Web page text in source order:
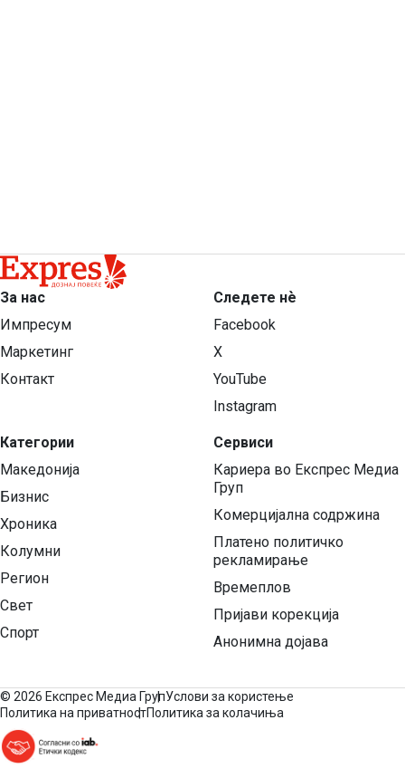
За нас
Импресум
Маркетинг
Контакт
Категории
Македонија
Бизнис
Хроника
Колумни
Регион
Свет
Спорт
Следете нѐ
Facebook
X
YouTube
Instagram
Сервиси
Кариера во Експрес Медиа
Груп
Комерцијална содржина
Платено политичко
рекламирање
Времеплов
Пријави корекција
Анонимна дојава
© 2026 Експрес Медиа ГрупУслови за користење
Политика на приватностПолитика за колачиња